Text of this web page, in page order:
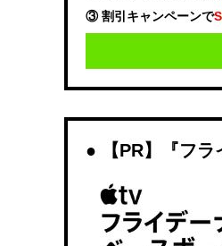
③ 割引キャンペーンで
【PR】『フ